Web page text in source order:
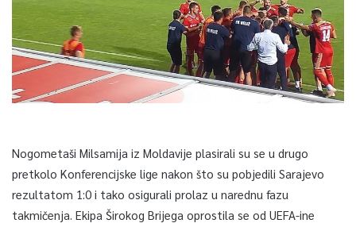
Nogometaši Milsamija iz Moldavije plasirali su se u drugo
pretkolo Konferencijske lige nakon što su pobjedili Sarajevo
rezultatom 1:0 i tako osigurali prolaz u narednu fazu
takmičenja. Ekipa Širokog Brijega oprostila se od UEFA-ine